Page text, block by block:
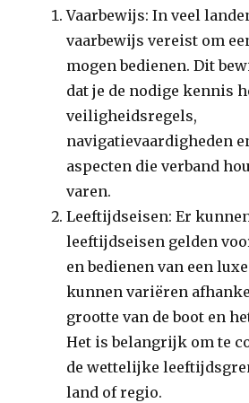
Vaarbewijs: In veel
vaarbewijs vereist om
mogen bedienen. Dit
dat je de nodige kennis
veiligheidsregels,
navigatievaardigheden
aspecten die verband
varen.
Leeftijdseisen: Er
leeftijdseisen gelden
en bedienen van een
kunnen variëren
grootte van de boot en
Het is belangrijk om te
de wettelijke
land of regio.